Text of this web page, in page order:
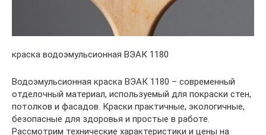
краска водоэмульсионная ВЭАК 1180
Водоэмульсионная краска ВЭАК 1180 – современный
отделочный материал, используемый для покраски стен,
потолков и фасадов. Краски практичные, экологичные,
безопасные для здоровья и простые в работе.
Рассмотрим технические характеристики и цены на